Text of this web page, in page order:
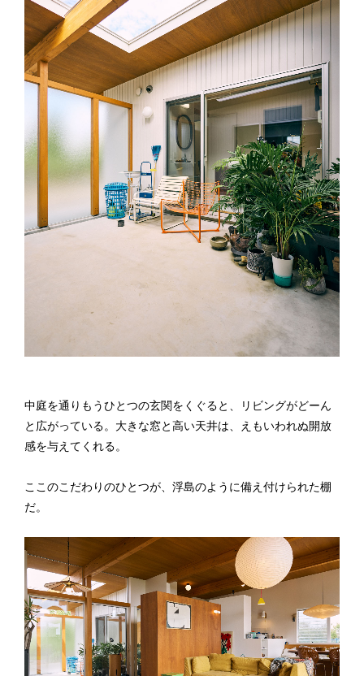
中庭を通りもうひとつの玄関をくぐると、リビングがどーん
と広がっている。大きな窓と高い天井は、えもいわれぬ開放
感を与えてくれる。
ここのこだわりのひとつが、浮島のように備え付けられた棚
だ。